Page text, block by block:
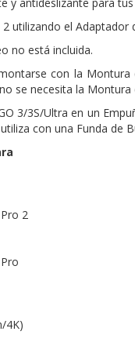
y antideslizante para
utilizando el Adaptador
no está incluida.
con la
se necesita la Montura
3/3S/Ultra en un
con una Funda de
2
4K)